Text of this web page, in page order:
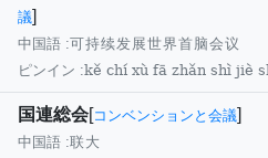
議]
中国語 : 可持续发展世界首脑会议
ピンイン :kě chí xù fā zhǎn shì jiè
国連総会[コンベンションと会議]
中国語 :联大